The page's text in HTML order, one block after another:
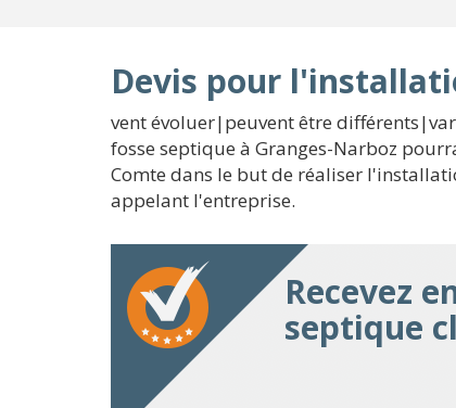
Devis pour
vent évoluer|peuvent être
fosse septique à Granges-Narboz
Comte dans le but de réaliser
appelant l'entreprise.
Recevez
septique